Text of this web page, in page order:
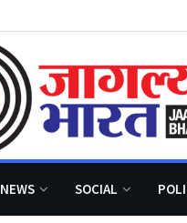
NEWS SOCIAL